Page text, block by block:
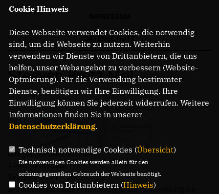
Steeven Bretz MdL
Gregor-Mendel-Straße 3
14469 Potsdam
Telefon: 0331 - 20085713
E-Mail: buero.steeven.bretz@mdl.brandenburg.de
Cookie Hinweis
Diese Webseite verwendet Cookies, die notwendig
sind, um die Webseite zu nutzen. Weiterhin
verwenden wir Dienste von Drittanbietern, die uns
helfen, unser Webangebot zu verbessern (Website-
Optmierung). Für die Verwendung bestimmter
Dienste, benötigen wir Ihre Einwilligung. Ihre
Einwilligung können Sie jederzeit widerrufen. Weitere
Informationen finden Sie in unserer
Datenschutzerklärung.
Technisch notwendige Cookies (Übersicht)
Die notwendigen Cookies werden allein für den
ordnungsgemäßen Gebrauch der Webseite benötigt.
Cookies von Drittanbietern (Hinweis)